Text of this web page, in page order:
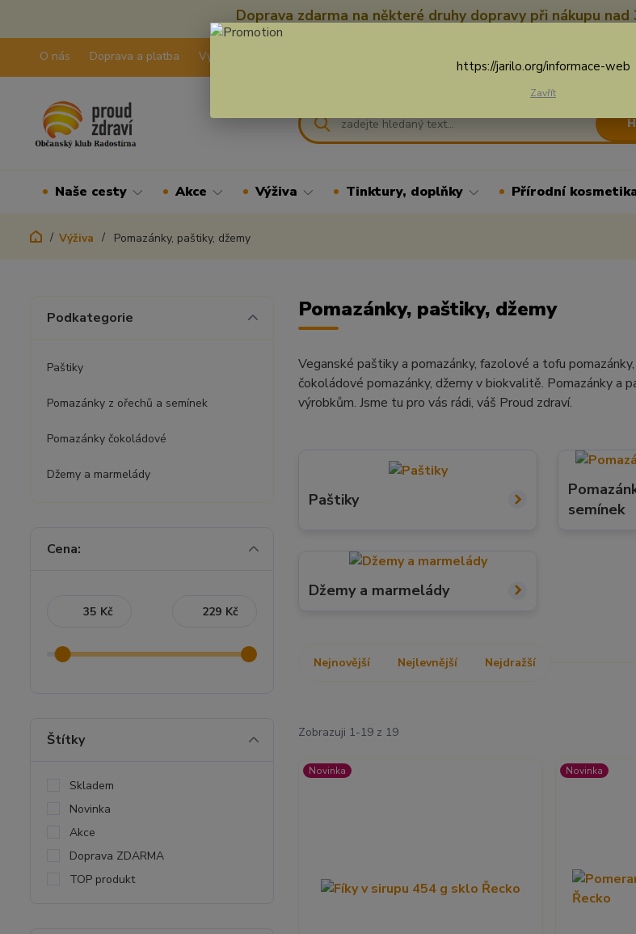
Doprava zdarma na některé druhy dopravy při nákupu
O nás Doprava a platba Výdejní pravidla
Naše cesty Akce Výživa Tinktury, doplňky Přírodní
Výživa Pomazánky, paštiky, džemy
Pomazánky, paštiky, džemy
Veganské paštiky a pomazánky, fazolové a tofu
čokoládové pomazánky, džemy v biokvalitě. Pomazánky a
výrobkům. Jsme tu pro vás rádi, váš Proud zdraví.
Paštiky
semínek
Džemy a marmelády
Nejnovější Nejlevnější Nejdražší
Zobrazuji 1-19 z 19
Novinka Novinka
Podkategorie
Paštiky
Pomazánky z ořechů a semínek
Pomazánky čokoládové
Džemy a marmelády
Cena:
Kč Kč
Štítky
Skladem
Novinka
Akce
Doprava ZDARMA
TOP produkt
https://jarilo.org/informace-web
Zavřít